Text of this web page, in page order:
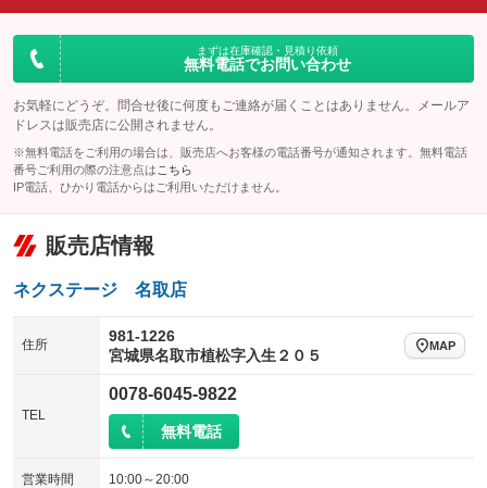
：装備なし
：装備なし
まずは在庫確認・見積り依頼
無料電話でお問い合わせ
お気軽にどうぞ。問合せ後に何度もご連絡が届くことはありません。メールア
ドレスは販売店に公開されません。
※無料電話をご利用の場合は、販売店へお客様の電話番号が通知されます。無料電話
番号ご利用の際の注意点は こちら
IP電話、ひかり電話からはご利用いただけません。
販売店情報
ネクステージ 名取店
住所
981-1226
宮城県名取市植松字入生２０５
MAP
TEL
0078-6045-9822
無料電話
営業時間 10:00～20:00